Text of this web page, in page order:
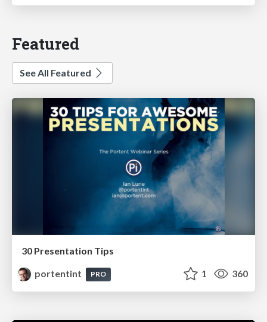
Featured
See All Featured
30 Presentation Tips
portentint
PRO 1 360